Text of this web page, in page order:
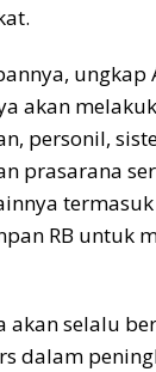
ungkap
akan
personil,
prasarana
RB untuk
akan selalu
dalam